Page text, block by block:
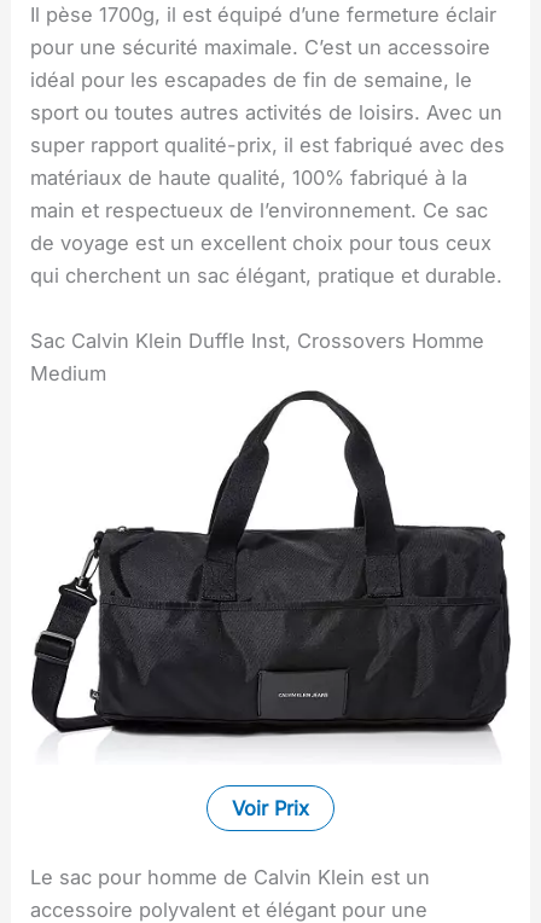
Il pèse 1700g, il est équipé d’une fermeture éclair
pour une sécurité maximale. C’est un accessoire
idéal pour les escapades de fin de semaine, le
sport ou toutes autres activités de loisirs. Avec un
super rapport qualité-prix, il est fabriqué avec des
matériaux de haute qualité, 100% fabriqué à la
main et respectueux de l’environnement. Ce sac
de voyage est un excellent choix pour tous ceux
qui cherchent un sac élégant, pratique et durable.
Sac Calvin Klein Duffle Inst, Crossovers Homme
Medium
Voir Prix
Le sac pour homme de Calvin Klein est un
accessoire polyvalent et élégant pour une